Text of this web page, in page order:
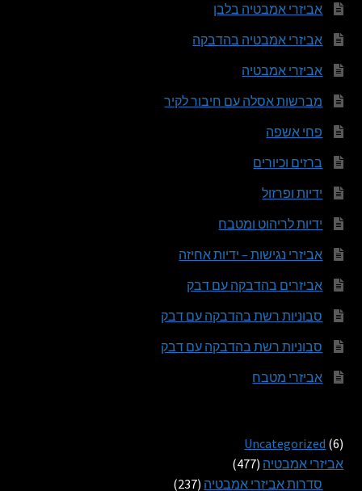
אביזרי אמבטיה בלבן
אביזרי אמבטיה בהדבקה
אביזרי אמבטיה
מברשות אסלה עם חיבור לקיר
פחי אשפה
ברזים וכיורים
ידיות ופרזול
ידיות לריהוט ומטבח
אביזרי נגישות – ידיות אחיזה
אביזרים בהדבקה עם דבק
סבוניות רשת בהדבקה עם דבק
סבוניות רשת בהדבקה עם דבק
אביזרי מטבח
Uncategorized 6
6
מוצרים
אביזרי אמבטיה 477
477
מוצרים
סדרות אביזרי אמבטיה 237
237